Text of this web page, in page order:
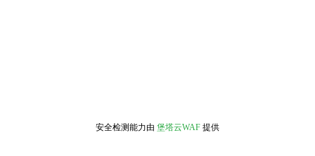
安全检测能力由 堡塔云WAF 提供